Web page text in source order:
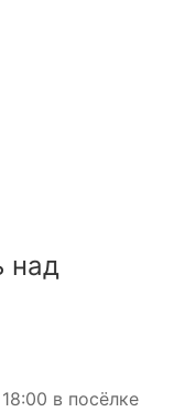
над
в посёлке